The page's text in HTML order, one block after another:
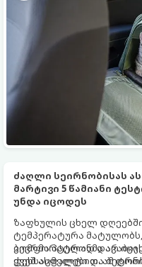
ძაღლი სეირნობისას
მარტივი 5 წამიანი
უნდა იცოდეს
ზაფხულის ცხელ
ტემპერატურა მატულობს,
კომფორტულად
ფეხსაცმელებით. ამ
ბევრმა პატრონმა არ
ქვეშ ასფალტი და